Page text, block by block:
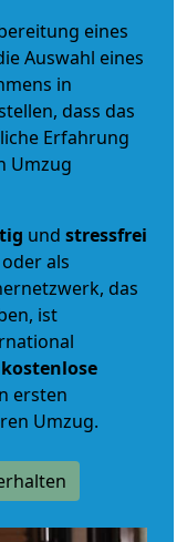
eines
Auswahl eines
in
dass das
Erfahrung
Umzug
und stressfrei
oder als
das
ist
ersten
Umzug.